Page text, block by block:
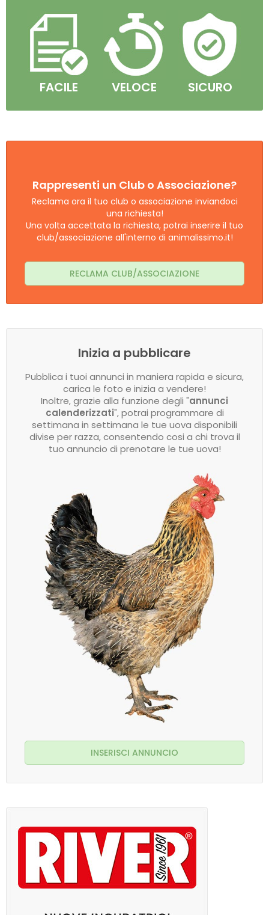
FACILE VELOCE SICURO
Rappresenti un Club o Associazione?
Reclama ora il tuo club o associazione inviandoci
una richiesta!
Una volta accettata la richiesta, potrai inserire il tuo
club/associazione all'interno di animalissimo.it!
RECLAMA CLUB/ASSOCIAZIONE
Inizia a pubblicare
Pubblica i tuoi annunci in maniera rapida e sicura,
carica le foto e inizia a vendere!
Inoltre, grazie alla funzione degli "annunci
calenderizzati", potrai programmare di
settimana in settimana le tue uova disponibili
divise per razza, consentendo cosi a chi trova il
tuo annuncio di prenotare le tue uova!
INSERISCI ANNUNCIO